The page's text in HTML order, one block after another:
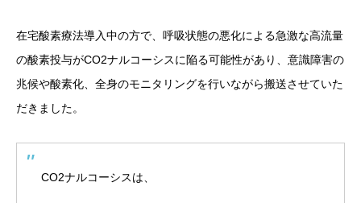
在宅酸素療法導入中の方で、呼吸状態の悪化による急激な高流量
の酸素投与がCO2ナルコーシスに陥る可能性があり、意識障害の
兆候や酸素化、全身のモニタリングを行いながら搬送させていた
だきました。
CO2ナルコーシスは、